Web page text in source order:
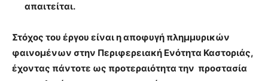
απαιτείται.
Στόχος του έργου είναι η αποφυγή πλημμυρικών
φαινομένων στην Περιφερειακή Ενότητα Καστοριάς,
έχοντας πάντοτε ως προτεραιότητα την προστασία